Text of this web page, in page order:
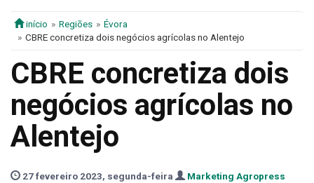
início Regiões
Évora
CBRE concretiza dois negócios agrícolas no Alentejo
CBRE concretiza dois
negócios agrícolas no
Alentejo
27 fevereiro 2023, segunda-feira
Marketing Agropress